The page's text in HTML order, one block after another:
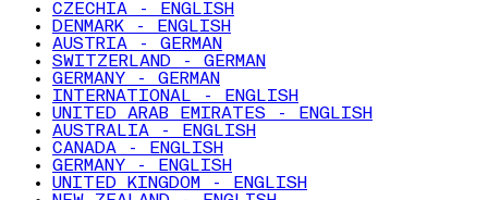
CZECHIA - ENGLISH
DENMARK - ENGLISH
AUSTRIA - GERMAN
SWITZERLAND - GERMAN
GERMANY - GERMAN
INTERNATIONAL - ENGLISH
UNITED ARAB EMIRATES - ENGLISH
AUSTRALIA - ENGLISH
CANADA - ENGLISH
GERMANY - ENGLISH
UNITED KINGDOM - ENGLISH